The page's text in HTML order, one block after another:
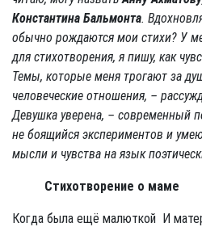
Константина Бальмонта.
обычно рождаются мои стихи? У
для стихотворения, я пишу, как
Темы, которые меня трогают за
человеческие отношения, –
Девушка уверена, – современный
не боящийся экспериментов и
мысли и чувства на язык
Стихотворение о маме
Когда была ещё малюткой И